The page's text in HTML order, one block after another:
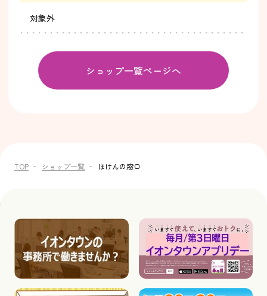
対象外
ショップ一覧ページへ
TOP ショップ一覧 ほけんの窓口